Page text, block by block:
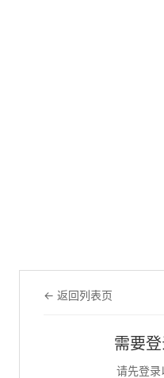
← 返回列表页
需要
请先登录